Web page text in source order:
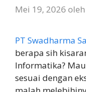
Mei 19, 2026 oleh
PT Swadharma
berapa sih
Informatika?
sesuai dengan